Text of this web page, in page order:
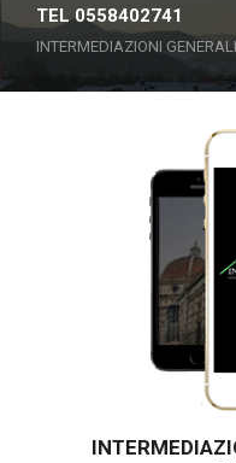
TEL 0558402741
INTERMEDIAZIONI GENERALI